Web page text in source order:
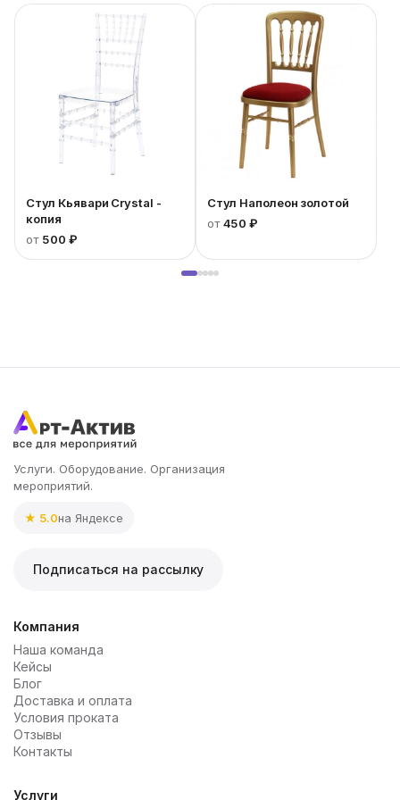
Стул Кьявари Crystal -
копия
от 500 ₽
Стул Наполеон золотой
от450 ₽
Услуги. Оборудование. Организация
мероприятий.
★ 5.0на Яндексе
Подписаться на рассылку
Компания
Наша команда
Кейсы
Блог
Доставка и оплата
Условия проката
Отзывы
Контакты
Услуги